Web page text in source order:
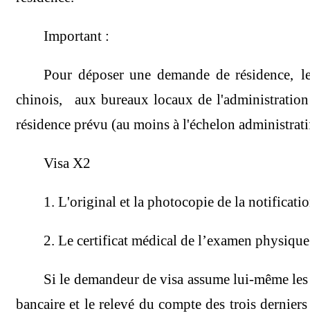
Important :
Pour déposer une demande de
chinois, aux bureaux locaux de
résidence prévu (au moins à l'échelon
Visa X2
1. L'original et la photocopie de la
2. Le certificat médical de l’examen
Si le demandeur de visa assume lui-même
bancaire et le relevé du compte des trois